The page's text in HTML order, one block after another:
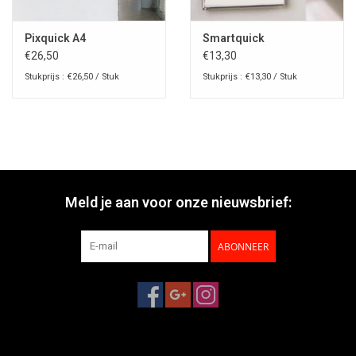
Pixquick A4
€26,50
Stukprijs : €26,50 / Stuk
Smartquick
€13,30
Stukprijs : €13,30 / Stuk
Meld je aan voor onze nieuwsbrief:
ABONNEER